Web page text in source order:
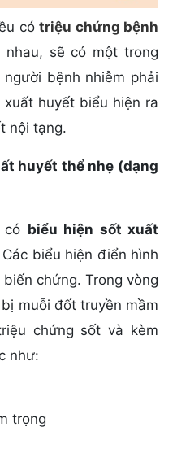
cótriệu chứng bệnh
sẽ có một trong
bệnh nhiễm phải
huyết biểu hiện ra
nội tạng.
huyết thể nhẹ (dạng
có biểu hiện sốt xuất
biểu hiện điển hình
chứng. Trong vòng
muỗi đốt truyền mầm
chứng sốt và kèm
như:
trọng